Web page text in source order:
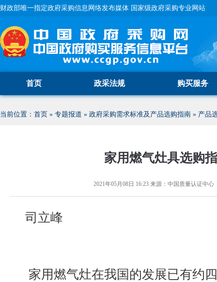
财政部唯一指定政府采购信息网络发布媒体 国家级政府采购专业网站
首页 政采法规 购买服务
当前位置： 首页 » 专题报道 » 政府采购需求标准及产品选购指南 » 产品
家用燃气灶具选购
2021年05月08日 16:23来源： 中国质量认证中心
司立峰
家用燃气灶在我国的发展已有约